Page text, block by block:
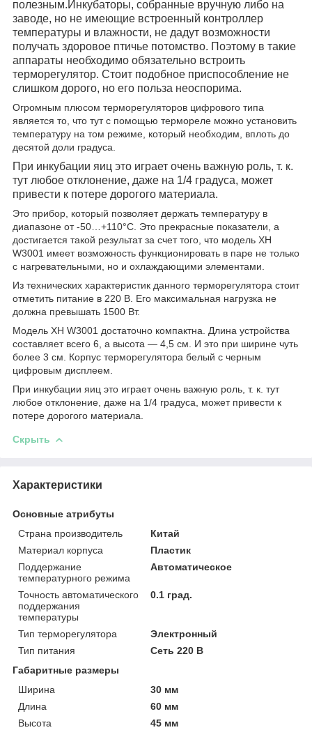
полезным.Инкубаторы, собранные вручную либо на
заводе, но не имеющие встроенный контроллер
температуры и влажности, не дадут возможности
получать здоровое птичье потомство. Поэтому в такие
аппараты необходимо обязательно встроить
терморегулятор. Стоит подобное приспособление не
слишком дорого, но его польза неоспорима.
Огромным плюсом терморегуляторов цифрового типа
является то, что тут с помощью термореле можно установить
температуру на том режиме, который необходим, вплоть до
десятой доли градуса.
При инкубации яиц это играет очень важную роль, т. к.
тут любое отклонение, даже на 1/4 градуса, может
привести к потере дорогого материала.
Это прибор, который позволяет держать температуру в
диапазоне от -50…+110°С. Это прекрасные показатели, а
достигается такой результат за счет того, что модель XH
W3001 имеет возможность функционировать в паре не только
с нагревательными, но и охлаждающими элементами.
Из технических характеристик данного терморегулятора стоит
отметить питание в 220 B. Его максимальная нагрузка не
должна превышать 1500 Вт.
Модель XH W3001 достаточно компактна. Длина устройства
составляет всего 6, а высота — 4,5 см. И это при ширине чуть
более 3 см. Корпус терморегулятора белый с черным
цифровым дисплеем.
При инкубации яиц это играет очень важную роль, т. к. тут
любое отклонение, даже на 1/4 градуса, может привести к
потере дорогого материала.
Скрыть
Характеристики
Основные атрибуты
Страна производитель
Китай
Материал корпуса
Пластик
Поддержание
температурного режима
Автоматическое
Точность автоматического
поддержания
температуры
0.1 град.
Тип терморегулятора
Электронный
Тип питания
Сеть 220 В
Габаритные размеры
Ширина
30 мм
Длина
60 мм
Высота
45 мм